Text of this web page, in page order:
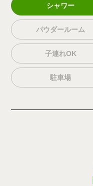
シャワー
パウダールーム
子連れOK
駐車場